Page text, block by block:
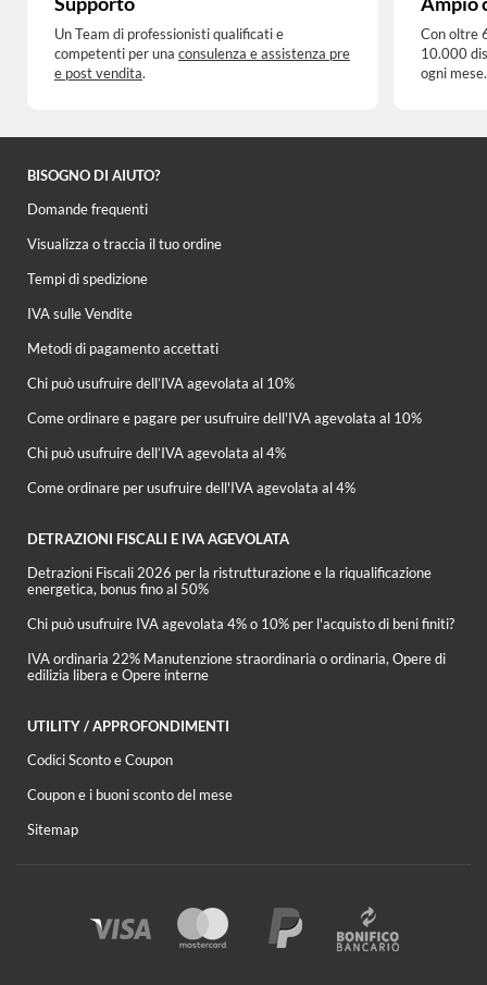
Un Team di professionisti qualificati e
competenti per una consulenza e assistenza pre
e post vendita.
Con oltre
10.000
ogni mese.
BISOGNO DI AIUTO?
Domande frequenti
Visualizza o traccia il tuo ordine
Tempi di spedizione
IVA sulle Vendite
Metodi di pagamento accettati
Chi può usufruire dell’IVA agevolata al 10%
Come ordinare e pagare per usufruire dell'IVA agevolata al 10%
Chi può usufruire dell’IVA agevolata al 4%
Come ordinare per usufruire dell'IVA agevolata al 4%
DETRAZIONI FISCALI E IVA AGEVOLATA
Detrazioni Fiscali 2026 per la ristrutturazione e la riqualificazione
energetica, bonus fino al 50%
Chi può usufruire IVA agevolata 4% o 10% per l'acquisto di beni finiti?
IVA ordinaria 22% Manutenzione straordinaria o ordinaria, Opere di
edilizia libera e Opere interne
UTILITY / APPROFONDIMENTI
Codici Sconto e Coupon
Coupon e i buoni sconto del mese
Sitemap